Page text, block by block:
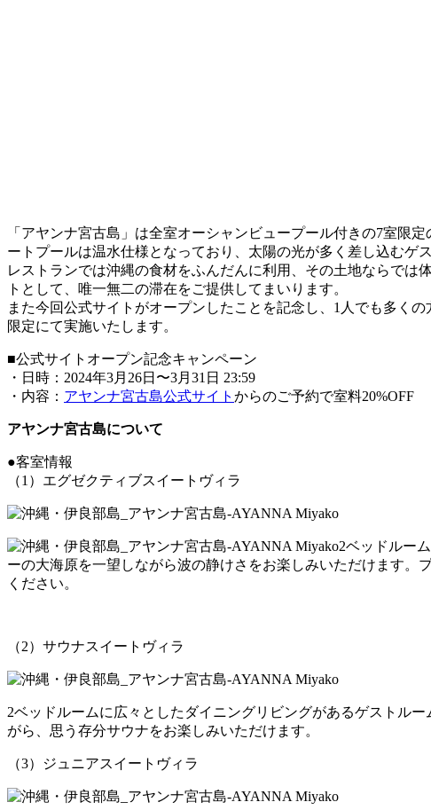
「アヤンナ宮古島」は全室オーシャンビュープール付きの7室限
ートプールは温水仕様となっており、太陽の光が多く差し込むゲ
レストランでは沖縄の食材をふんだんに利用、その土地ならで
トとして、唯一無二の滞在をご提供してまいります。
また今回公式サイトがオープンしたことを記念し、1人でも多く
限定にて実施いたします。
■公式サイトオープン記念キャンペーン
・日時：2024年3月26日〜3月31日 23:59
・内容： アヤンナ宮古島公式サイト からのご予約で室料20%OFF
アヤンナ宮古島について
●客室情報
（1）エグゼクティブスイートヴィラ
2ベッドルー
ーの大海原を一望しながら波の静けさをお楽しみいただけます
ください。
（2）サウナスイートヴィラ
2ベッドルームに広々としたダイニングリビングがあるゲストル
がら、思う存分サウナをお楽しみいただけます。
（3）ジュニアスイートヴィラ